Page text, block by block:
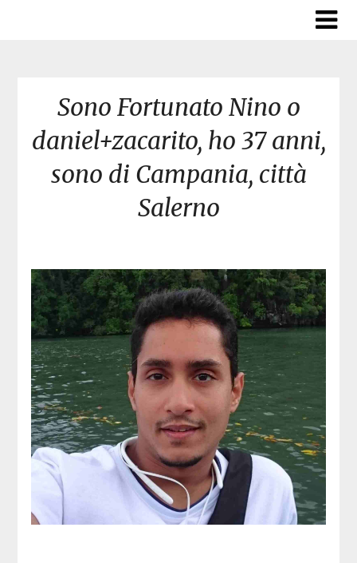
Sono Fortunato Nino o
daniel+zacarito, ho 37 anni,
sono di Campania, città
Salerno